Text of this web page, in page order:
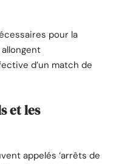
pour la
d’un match de
et les
appelés ‘arrêts de